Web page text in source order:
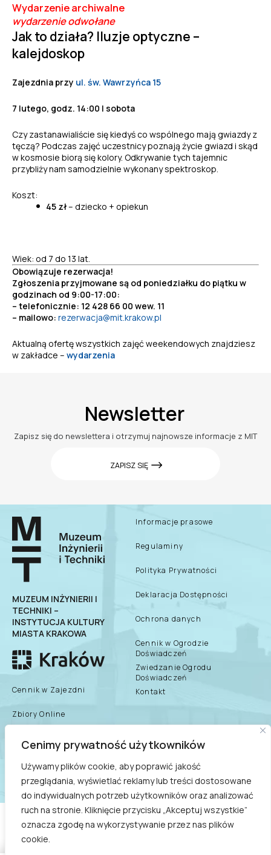
Cenimy prywatność użytkowników
Używamy plików cookie, aby poprawić jakość
przeglądania, wyświetlać reklamy lub treści dostosowane
do indywidualnych potrzeb użytkowników oraz analizować
ruch na stronie. Kliknięcie przycisku „Akceptuj wszystkie”
oznacza zgodę na wykorzystywanie przez nas plików
cookie.
Wydarzenie archiwalne
wydarzenie odwołane
Jak to działa? Iluzje optyczne –
kalejdoskop
Zajezdnia przy ul. św. Wawrzyńca 15
7 lutego, godz. 14:00 | sobota
Czy zastanawialiście się kiedyś co wspólnego mają gwiazdy z
tęczą? Podczas zajęć uczestnicy poznają życie gwiazd i skąd
w kosmosie biorą się kolory. Odkrywanie tych tajemnic
przybliży nam samodzielnie wykonany spektroskop.
Koszt:
45 zł– dziecko + opiekun
Wiek: od 7 do 13 lat
Obowiązuje rezerwacja!
Zgłoszenia przyjmowane są od poniedziałku do piątku w
godzinach od 9:00-17:00:
– telefonicznie: 12 428 66 00 wew. 11
– mailowo: rezerwacja@mit.krakow.pl
Aktualną ofertę wszystkich zajęć weekendowych znajdziesz
w zakładce – wydarzenia
Newsletter
Zapisz się do newslettera i otrzymuj najnowsze informacje z MIT
ZAPISZ SIĘ
MUZEUM INŻYNIERII I
TECHNIKI –
INSTYTUCJA KULTURY
MIASTA KRAKOWA
Cennik w Zajezdni
Zbiory Online
Dane teleadresowe
Praca/Praktyki/Wolontariat
Informacje prasowe
Regulaminy
Polityka Prywatności
Deklaracja Dostępności
Ochrona danych
Cennik w Ogrodzie
Doświadczeń
Zwiedzanie Ogrodu
Doświadczeń
Kontakt
biuletyn informacji
COPYRIGHT © 2021
MUZEUM INŻYNIERII I TECHNIKI - INSTYTUCJA KULTURY